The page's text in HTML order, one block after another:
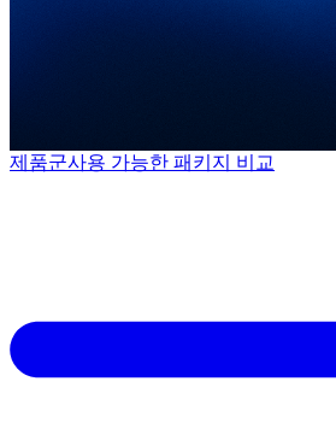
제품군사용 가능한 패키지 비교